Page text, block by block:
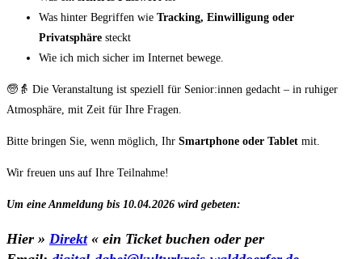
Was hinter Begriffen wie Tracking, Einwilligung oder
Privatsphäre steckt
Wie ich mich sicher im Internet bewege.
🧓👵 Die Veranstaltung ist speziell für Senior:innen gedacht – in ruhiger
Atmosphäre, mit Zeit für Ihre Fragen.
Bitte bringen Sie, wenn möglich, Ihr Smartphone oder Tablet mit.
Wir freuen uns auf Ihre Teilnahme!
Um eine Anmeldung bis 10.04.2026 wird gebeten:
Hier » Direkt « ein Ticket buchen oder per